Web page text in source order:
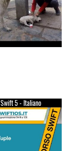
5 - Italiano